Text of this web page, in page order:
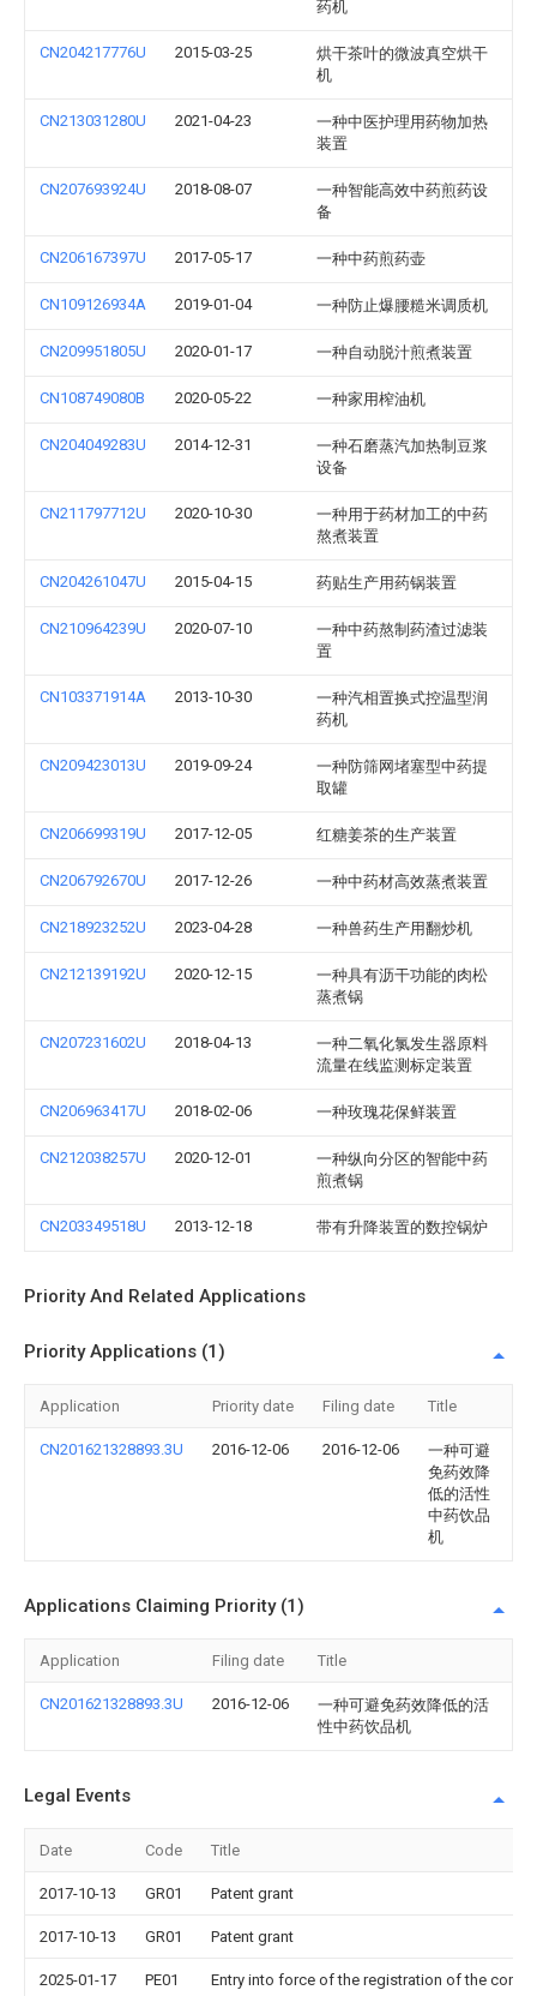
药机
CN204217776U 2015-03-25
烘干茶叶的微波真空烘干
机
CN213031280U 2021-04-23
一种中医护理用药物加热
装置
CN207693924U 2018-08-07
一种智能高效中药煎药设
备
CN206167397U 2017-05-17 一种中药煎药壶
CN109126934A 2019-01-04 一种防止爆腰糙米调质机
CN209951805U 2020-01-17 一种自动脱汁煎煮装置
CN108749080B 2020-05-22 一种家用榨油机
CN204049283U 2014-12-31
一种石磨蒸汽加热制豆浆
设备
CN211797712U 2020-10-30
一种用于药材加工的中药
熬煮装置
CN204261047U 2015-04-15 药贴生产用药锅装置
CN210964239U 2020-07-10
一种中药熬制药渣过滤装
置
CN103371914A 2013-10-30
一种汽相置换式控温型润
药机
CN209423013U 2019-09-24
一种防筛网堵塞型中药提
取罐
CN206699319U 2017-12-05 红糖姜茶的生产装置
CN206792670U 2017-12-26 一种中药材高效蒸煮装置
CN218923252U 2023-04-28 一种兽药生产用翻炒机
CN212139192U 2020-12-15
一种具有沥干功能的肉松
蒸煮锅
CN207231602U 2018-04-13
一种二氧化氯发生器原料
流量在线监测标定装置
CN206963417U 2018-02-06 一种玫瑰花保鲜装置
CN212038257U 2020-12-01
一种纵向分区的智能中药
煎煮锅
CN203349518U 2013-12-18 带有升降装置的数控锅炉
Priority And Related Applications
Priority Applications (1)
Application Priority date Filing date Title
CN201621328893.3U 2016-12-06 2016-12-06
一种可避
免药效降
低的活性
中药饮品
机
Applications Claiming Priority (1)
Application Filing date Title
CN201621328893.3U 2016-12-06
一种可避免药效降低的活
性中药饮品机
Legal Events
Date Code Title
2017-10-13 GR01 Patent grant
2017-10-13 GR01 Patent grant
2025-01-17 PE01 Entry into force of the registration of the